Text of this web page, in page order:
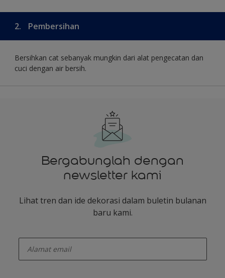
2. Pembersihan
Bersihkan cat sebanyak mungkin dari alat pengecatan dan
cuci dengan air bersih.
Bergabunglah dengan
newsletter kami
Lihat tren dan ide dekorasi dalam buletin bulanan
baru kami.